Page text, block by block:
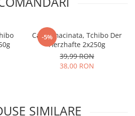
-5%
Cafea macinata, Tchibo Der
Herzhafte 2x250g
39,99 RON
38,00 RON
SIMILARE